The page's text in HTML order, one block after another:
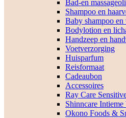
Bad-en
Shampoo en
Baby shampoo
Bodylotion en
Handzeep en
Voetverzorging
Huisparfum
Reisformaat
Cadeaubon
Accessoires
Ray Care
Shinncare
Okono Foods &